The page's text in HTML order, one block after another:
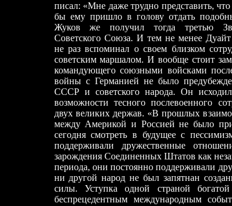
писал: «Мне даже трудно представить,
бы ему пришло в голову отдать
Жуков же получил тогда третью
Советского Союза. И тем не менее Дуайт
не раз вспоминал о своем близком
советским маршалом. И вообще стоит
командующего союзными войсками
войны с Германией не было
СССР и советского народа. Он
возможности тесного послевоенного
двух великих держав. «В прошлых
между Америкой и Россией не было
сегодня смотреть в будущее с
поддерживали дружественные
зарождения Соединенных Штатов как
периода, они постоянно поддерживали
ни другой народ не был запятнан
силы. Уступка одной страной
беспрецедентным международным